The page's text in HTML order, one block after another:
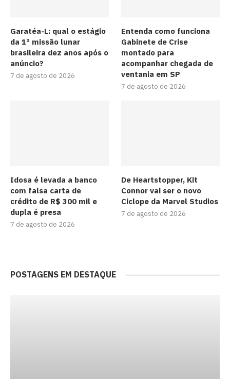
Garatéa-L: qual o estágio
da 1ª missão lunar
brasileira dez anos após o
anúncio?
7 de agosto de 2026
Entenda como funciona
Gabinete de Crise
montado para
acompanhar chegada de
ventania em SP
7 de agosto de 2026
Idosa é levada a banco
com falsa carta de
crédito de R$ 300 mil e
dupla é presa
7 de agosto de 2026
De Heartstopper, Kit
Connor vai ser o novo
Ciclope da Marvel Studios
7 de agosto de 2026
POSTAGENS EM DESTAQUE